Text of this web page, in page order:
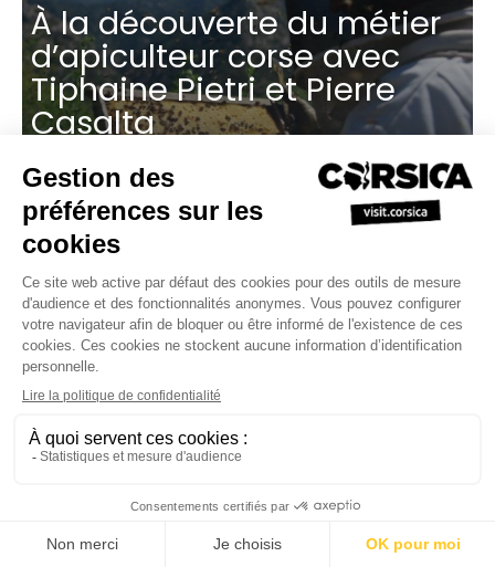
À la découverte du métier
d’apiculteur corse avec
Tiphaine Pietri et Pierre
Casalta
Les trésors cachés de l’île :
à la découverte des
cépages corses